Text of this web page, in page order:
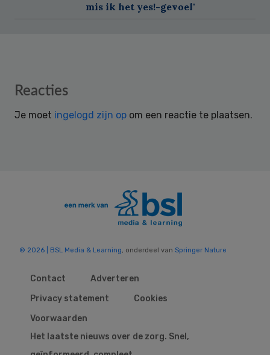
mis ik het yes!-gevoel'
Reader
Reacties
Je moet ingelogd zijn op om een reactie te plaatsen.
© 2026 | BSL Media & Learning, onderdeel van Springer Nature
Contact
Adverteren
Privacy statement
Cookies
Voorwaarden
Het laatste nieuws over de zorg. Snel,